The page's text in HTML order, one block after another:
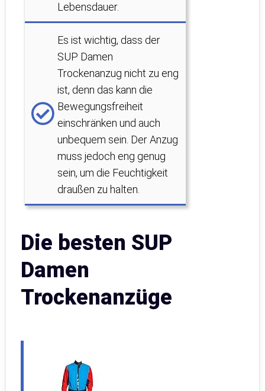
Lebensdauer.
Es ist wichtig, dass der
SUP Damen
Trockenanzug nicht zu eng
ist, denn das kann die
Bewegungsfreiheit
einschränken und auch
unbequem sein. Der Anzug
muss jedoch eng genug
sein, um die Feuchtigkeit
draußen zu halten.
Die besten SUP
Damen
Trockenanzüge